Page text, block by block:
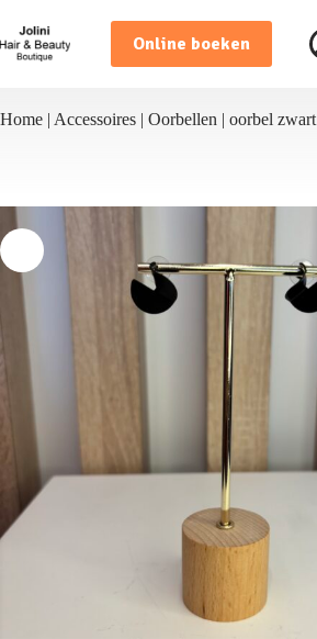
naar
de
inhoud
Online boeken
Home | Accessoires | Oorbellen | oorbel zwart